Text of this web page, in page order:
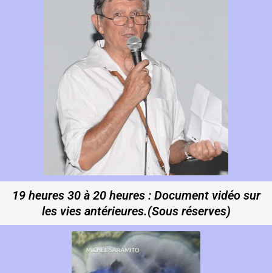
19 heures 30 à 20 heures : Document vidéo sur
les vies antérieures.(Sous réserves)